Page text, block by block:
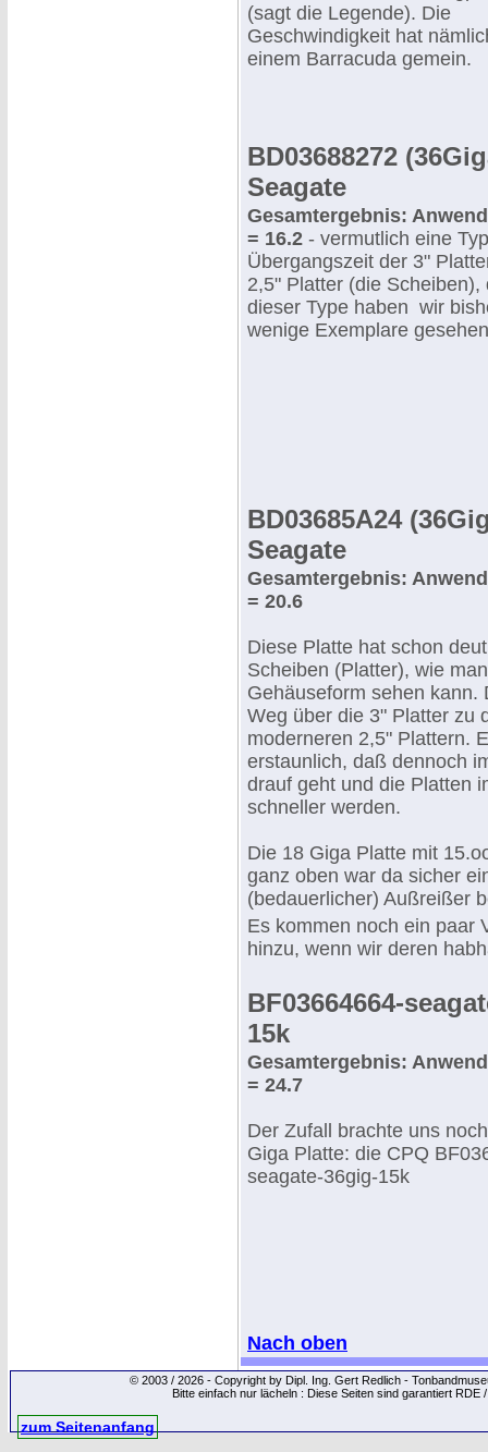
(sagt die Legende). Die
Geschwindigkeit hat
einem Barracuda gemein.
BD03688272
Seagate
Gesamtergebnis:
= 16.2 - vermutlich eine
Übergangszeit der 3"
2,5" Platter (die Scheiben),
dieser Type haben wir
wenige Exemplare
BD03685A24
Seagate
Gesamtergebnis:
= 20.6
Diese Platte hat schon
Scheiben (Platter), wie
Gehäuseform sehen kann.
Weg über die 3" Platter zu
moderneren 2,5" Plattern.
erstaunlich, daß dennoch
drauf geht und die Platten
schneller werden.
Die 18 Giga Platte mit
ganz oben war da sicher
(bedauerlicher) Außreißer
Es kommen noch ein paar
hinzu, wenn wir deren
BF03664664-
15k
Gesamtergebnis:
= 24.7
Der Zufall brachte uns
Giga Platte: die CPQ
seagate-36gig-15k
Nach oben
© 2003 / 2026 - Copyright by Dipl. Ing. Gert Redlich -
Bitte einfach nur lächeln : Diese Seiten sind garantiert
zum Seitenanfang